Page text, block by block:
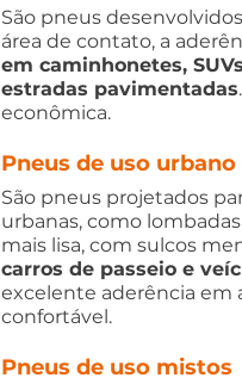
São pneus
área de contato, a
em caminhonetes,
estradas pavimentadas
econômica.
Pneus de uso urbano
São pneus projetados
urbanas, como
mais lisa, com sulcos
carros de passeio e
excelente aderência em
confortável.
Pneus de uso mistos